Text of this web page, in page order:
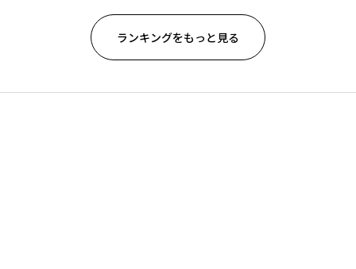
ランキングをもっと見る